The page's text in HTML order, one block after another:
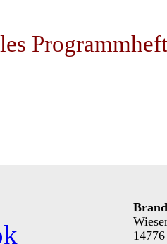
Programmheft